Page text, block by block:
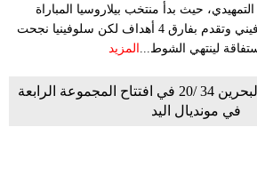
حيث بدأ منتخب بيلاروسيا المباراة
متفوقًا على نظيره السلوفيني وتقدم بفارق 4 أهداف لكن سلوفينيا نجحت
المزيد
الدنماراك يفوز على البحرين 34 /20 في افتتاح المجموعة الرابعة
في مونديال اليد